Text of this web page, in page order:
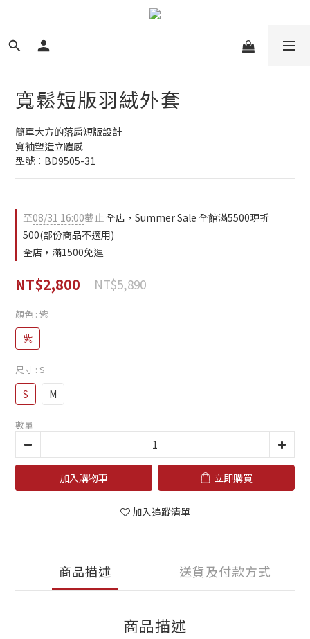
寬鬆短版羽絨外套
簡單大方的落肩短版設計
寬袖塑造立體感
型號：BD9505-31
至08/31 16:00截止全店，Summer Sale 全館滿5500現折
500(部份商品不適用)
全店，滿1500免運
NT$2,800 NT$5,890
顏色 : 紫
紫
尺寸 : S
S M
數量
加入購物車 立即購買
加入追蹤清單
商品描述 送貨及付款方式
商品描述